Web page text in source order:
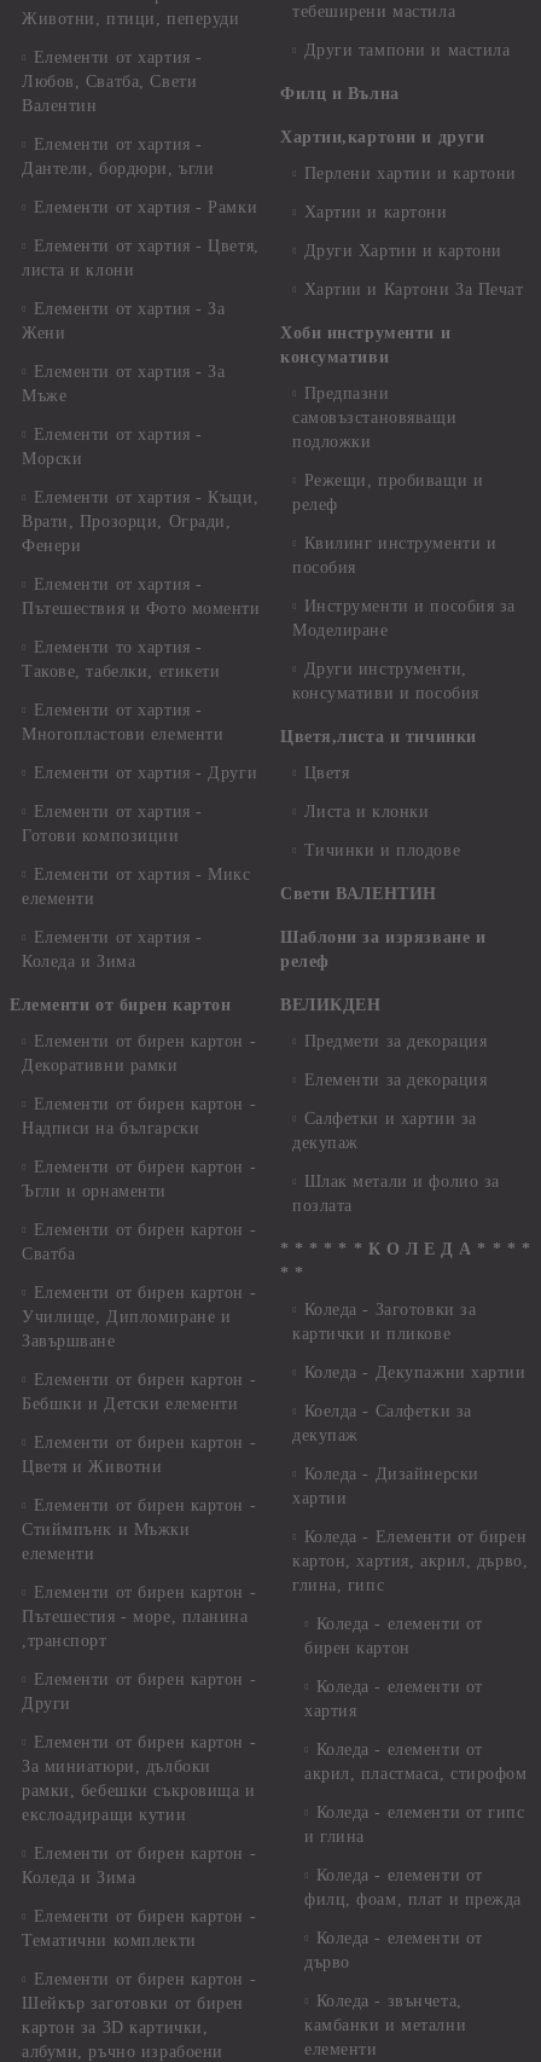
Животни, птици, пеперуди
Елементи от хартия -
Любов, Сватба, Свети
Валентин
Елементи от хартия -
Дантели, бордюри, ъгли
Елементи от хартия - Рамки
Елементи от хартия - Цветя,
листа и клони
Елементи от хартия - За
Жени
Елементи от хартия - За
Мъже
Елементи от хартия -
Морски
Елементи от хартия - Къщи,
Врати, Прозорци, Огради,
Фенери
Елементи от хартия -
Пътешествия и Фото моменти
Елементи то хартия -
Такове, табелки, етикети
Елементи от хартия -
Многопластови елементи
Елементи от хартия - Други
Елементи от хартия -
Готови композиции
Елементи от хартия - Микс
елементи
Елементи от хартия -
Коледа и Зима
Елементи от бирен картон
Елементи от бирен картон -
Декоративни рамки
Елементи от бирен картон -
Надписи на български
Елементи от бирен картон -
Ъгли и орнаменти
Елементи от бирен картон -
Сватба
Елементи от бирен картон -
Училище, Дипломиране и
Завършване
Елементи от бирен картон -
Бебшки и Детски елементи
Елементи от бирен картон -
Цветя и Животни
Елементи от бирен картон -
Стиймпънк и Мъжки
елементи
Елементи от бирен картон -
Пътешестия - море, планина
,транспорт
Елементи от бирен картон -
Други
Елементи от бирен картон -
За миниатюри, дълбоки
рамки, бебешки съкровища и
екслоадиращи кутии
Елементи от бирен картон -
Коледа и Зима
Елементи от бирен картон -
Тематични комплекти
Елементи от бирен картон -
Шейкър заготовки от бирен
картон за 3D картички,
албуми, ръчно израбоени
тебеширени мастила
Други тампони и мастила
Филц и Вълна
Хартии,картони и други
Перлени хартии и картони
Хартии и картони
Други Хартии и картони
Хартии и Картони За Печат
Хоби инструменти и
консумативи
Предпазни
самовъзстановяващи
подложки
Режещи, пробиващи и
релеф
Квилинг инструменти и
пособия
Инструменти и пособия за
Моделиране
Други инструменти,
консумативи и пособия
Цветя,листа и тичинки
Цветя
Листа и клонки
Тичинки и плодове
Свети ВАЛЕНТИН
Шаблони за изрязване и
релеф
ВЕЛИКДЕН
Предмети за декорация
Елементи за декорация
Салфетки и хартии за
декупаж
Шлак метали и фолио за
позлата
* * * * * * К О Л Е Д А * * * *
* *
Коледа - Заготовки за
картички и пликове
Коледа - Декупажни хартии
Коелда - Салфетки за
декупаж
Коледа - Дизайнерски
хартии
Коледа - Eлементи от бирен
картон, хартия, акрил, дърво,
глина, гипс
Коледа - елементи от
бирен картон
Коледа - елементи от
хартия
Коледа - елементи от
акрил, пластмаса, стирофом
Коледа - елементи от гипс
и глина
Коледа - елементи от
филц, фоам, плат и прежда
Коледа - елементи от
дърво
Коледа - звънчета,
камбанки и метални
елементи